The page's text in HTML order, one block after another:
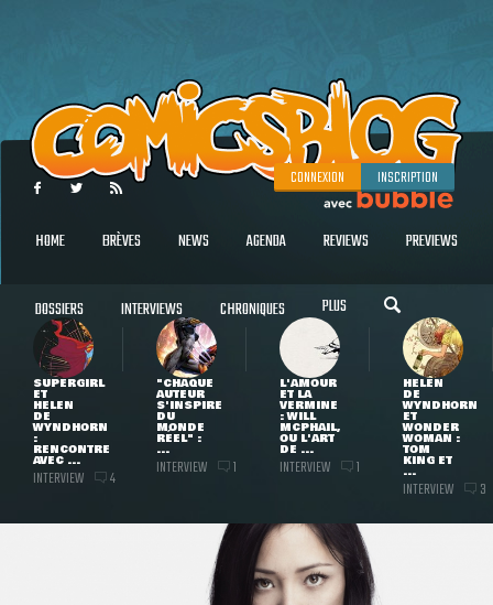
CONNEXION INSCRIPTION
HOME BRÈVES NEWS AGENDA REVIEWS PREVIEWS
DOSSIERS INTERVIEWS CHRONIQUES PLUS
SUPERGIRL
ET
HELEN
DE
WYNDHORN
:
RENCONTRE
AVEC ...
INTERVIEW 4
"CHAQUE
AUTEUR
S'INSPIRE
DU
MONDE
RÉEL" :
...
INTERVIEW 1
L'AMOUR
ET LA
VERMINE
: WILL
MCPHAIL,
OU L'ART
DE ...
INTERVIEW 1
HELEN
DE
WYNDHORN
ET
WONDER
WOMAN :
TOM
KING ET
...
INTERVIEW 3